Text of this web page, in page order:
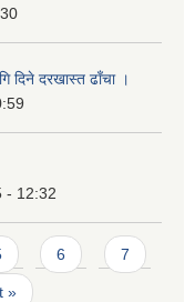
दिने दरखास्त ढाँचा ।
- 12:32
6 7
»